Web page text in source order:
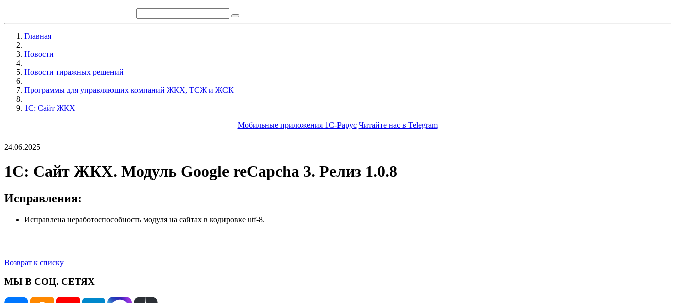
Главная
Новости
Новости тиражных решений
Программы для управляющих компаний ЖКХ, ТСЖ и ЖСК
1С: Сайт ЖКХ
Мобильные приложения 1С-Рарус Читайте нас в Telegram
24.06.2025
1C: Сайт ЖКХ. Модуль Google reCapcha 3. Релиз 1.0.8
Исправления:
Исправлена неработоспособность модуля на сайтах в кодировке utf-8.
Возврат к списку
МЫ В СОЦ. СЕТЯХ